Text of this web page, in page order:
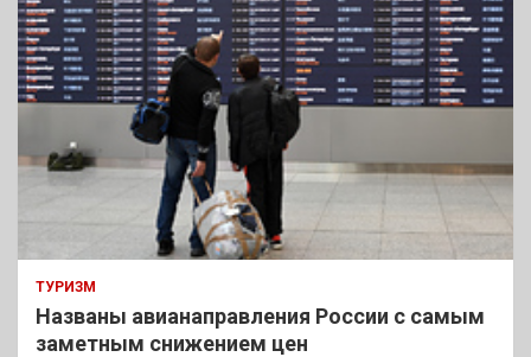
ТУРИЗМ
Названы авианаправления России с самым
заметным снижением цен